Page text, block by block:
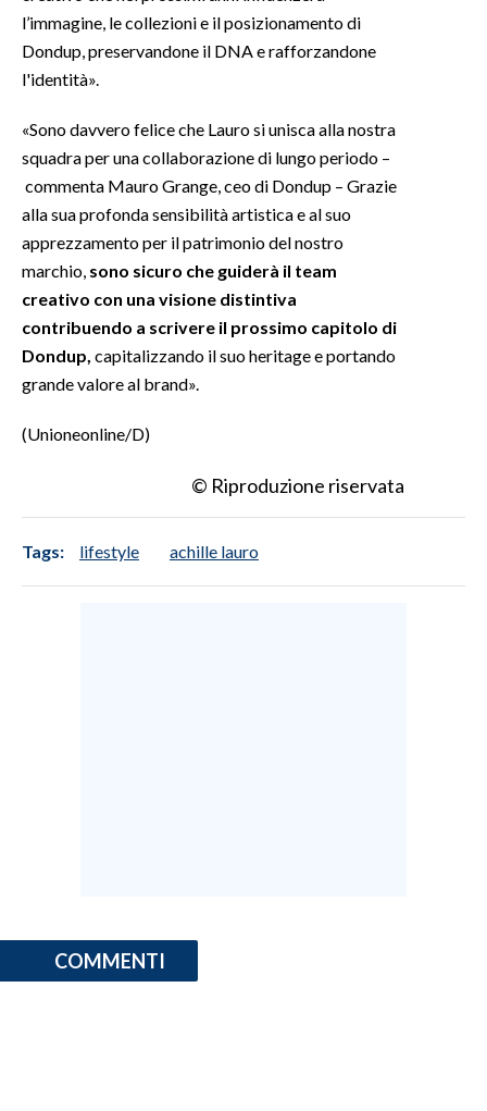
l’immagine, le collezioni e il posizionamento di
Dondup, preservandone il DNA e rafforzandone
l'identità».
«Sono davvero felice che Lauro si unisca alla nostra
squadra per una collaborazione di lungo periodo –
commenta Mauro Grange, ceo di Dondup – Grazie
alla sua profonda sensibilità artistica e al suo
apprezzamento per il patrimonio del nostro
marchio, sono sicuro che guiderà il team
creativo con una visione distintiva
contribuendo a scrivere il prossimo capitolo di
Dondup, capitalizzando il suo heritage e portando
grande valore al brand».
(Unioneonline/D)
© Riproduzione riservata
Tags: lifestyle achille lauro
COMMENTI